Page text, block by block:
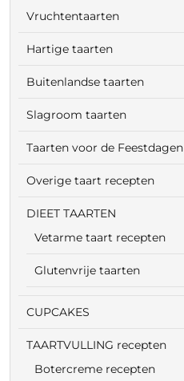
Vruchtentaarten
Hartige taarten
Buitenlandse taarten
Slagroom taarten
Taarten voor de Feestdagen
Overige taart recepten
DIEET TAARTEN
Vetarme taart recepten
Glutenvrije taarten
CUPCAKES
TAARTVULLING recepten
Botercreme recepten